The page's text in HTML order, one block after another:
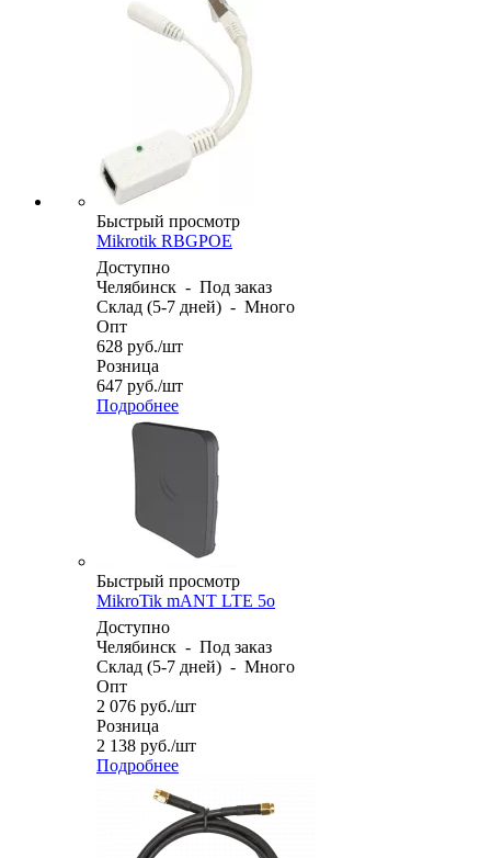
Быстрый просмотр
Mikrotik RBGPOE
Доступно
Челябинск - Под заказ
Склад (5-7 дней) - Много
Опт
628 руб./шт
Розница
647 руб./шт
Подробнее
Быстрый просмотр
MikroTik mANT LTE 5o
Доступно
Челябинск - Под заказ
Склад (5-7 дней) - Много
Опт
2 076 руб./шт
Розница
2 138 руб./шт
Подробнее